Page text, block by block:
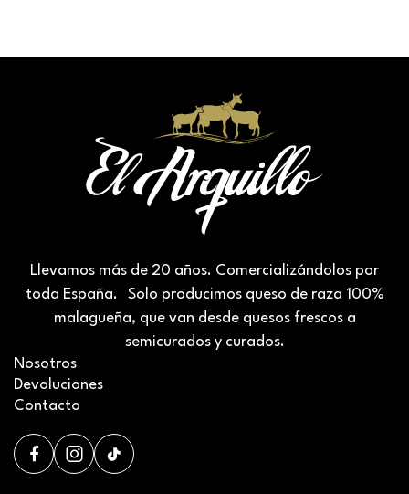
Nosotros
Devoluciones
Contacto
Llevamos más de 20 años. Comercializándolos por
toda España. Solo producimos queso de raza 100%
malagueña, que van desde quesos frescos a
semicurados y curados.